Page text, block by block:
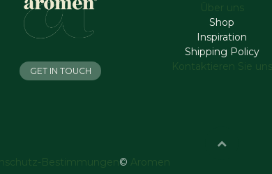
Über uns
Shop
Inspiration
Shipping Policy
Kontaktieren Sie uns
GET IN TOUCH
Bestimmungen © Aromen